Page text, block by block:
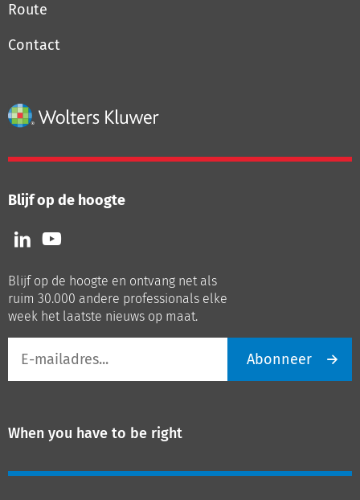
Route
Contact
Blijf op de hoogte
Volg
ons
LinkedIn
Volg
ons
Youtube
Blijf op de hoogte en ontvang net als
ruim 30.000 andere professionals elke
week het laatste nieuws op maat.
mailadres
Abonneer
When you have to be right